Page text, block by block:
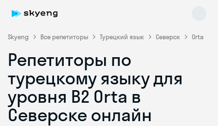
Skyeng Все репетиторы Турецкий язык Северск Orta
Репетиторы по
турецкому языку для
уровня B2 Orta в
Северске онлайн
Skyeng Chat
online